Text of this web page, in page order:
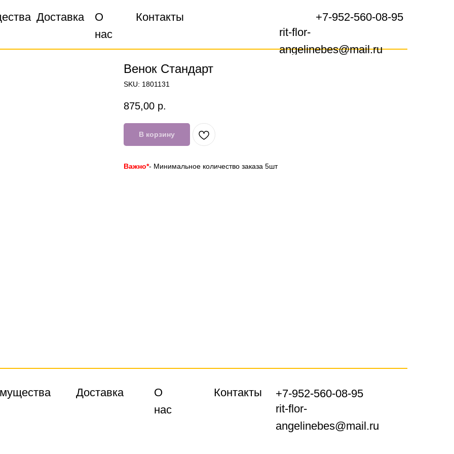
О
нас
Доставка Контакты
+7-952-560-08-95
rit-flor-
angelinebes@mail.ru
О
нас
Доставка Контакты
+7-952-560-08-95
rit-flor-
angelinebes@mail.ru
Венок Стандарт
SKU: 1801131
875,00 р.
В корзину
Важно*- Минимальное количество заказа 5шт
О
нас
Доставка Контакты
+7-952-560-08-95
rit-flor-
angelinebes@mail.ru